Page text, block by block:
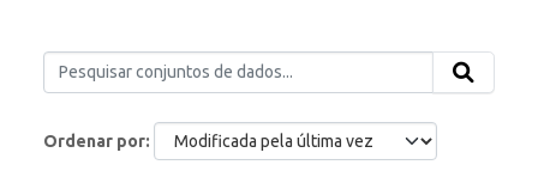
Ordenar por